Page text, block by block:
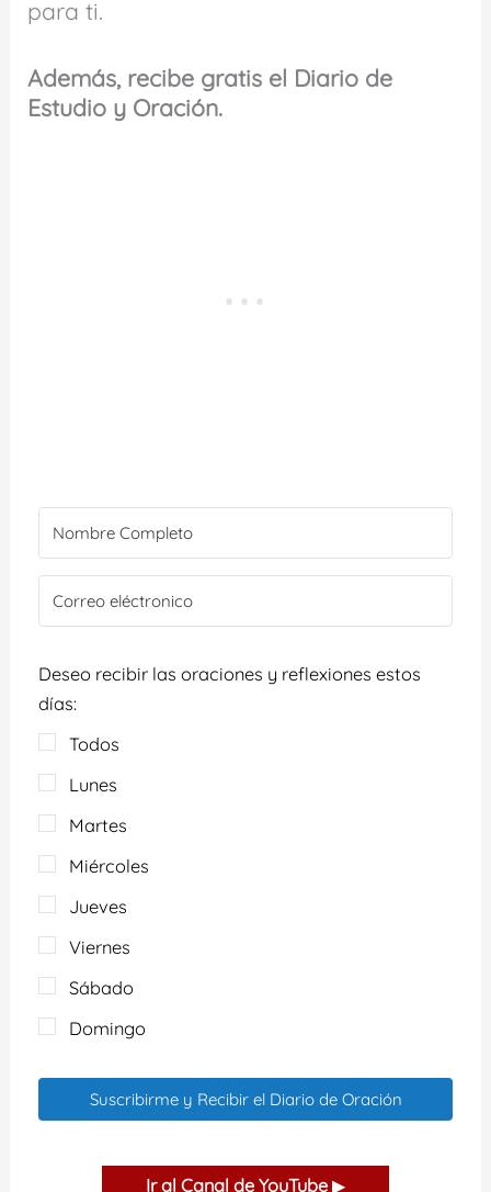
para ti.
Además, recibe gratis el Diario de
Estudio y Oración.
Deseo recibir las oraciones y reflexiones estos
días:
Todos
Lunes
Martes
Miércoles
Jueves
Viernes
Sábado
Domingo
Suscribirme y Recibir el Diario de Oración
Ir al Canal de YouTube ▶